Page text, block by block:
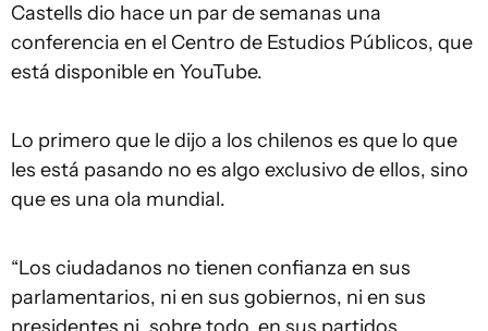
Castells dio hace un par de semanas una
conferencia en el Centro de Estudios Públicos, que
está disponible en YouTube.
Lo primero que le dijo a los chilenos es que lo que
les está pasando no es algo exclusivo de ellos, sino
que es una ola mundial.
“Los ciudadanos no tienen confianza en sus
parlamentarios, ni en sus gobiernos, ni en sus